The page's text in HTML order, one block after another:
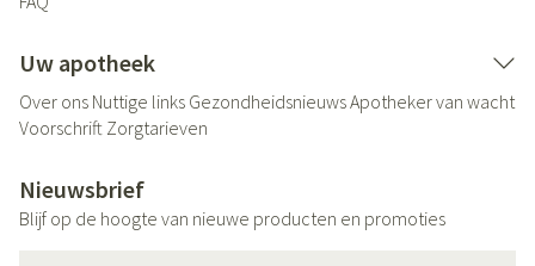
Uw apotheek
Over ons Nuttige links GezondheidsnieuwsApotheker van wacht
Voorschrift Zorgtarieven
Nieuwsbrief
Blijf op de hoogte van nieuwe producten en promoties